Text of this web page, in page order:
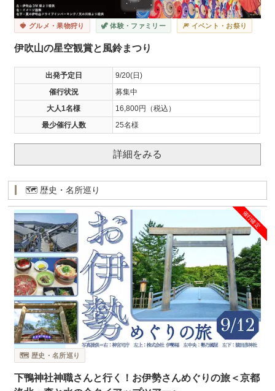
🍓 グルメ・果物狩り 🦖 体験・ファミリー 🎆 イベント・お祭り
伊吹山の星空観賞と風鈴まつり
出発予定日
9/20(日)
催行状況
募集中
大人1名様
16,800円（税込）
最少催行人数
25名様
詳細をみる
🗺️ 歴史・名所巡り
催行確定
🗺️ 歴史・名所巡り
下鴨神社神職さんと行く！お伊勢さんめぐりの旅＜京都